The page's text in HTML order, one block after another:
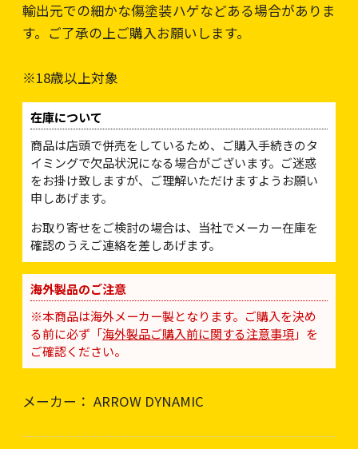
輸出元での細かな傷塗装ハゲなどある場合がありま
す。ご了承の上ご購入お願いします。
※18歳以上対象
在庫について
商品は店頭で併売をしているため、ご購入手続きのタ
イミングで欠品状況になる場合がございます。ご迷惑
をお掛け致しますが、ご理解いただけますようお願い
申しあげます。
お取り寄せをご検討の場合は、当社でメーカー在庫を
確認のうえご連絡を差しあげます。
海外製品のご注意
※本商品は海外メーカー製となります。ご購入を決め
る前に必ず「海外製品ご購入前に関する注意事項」を
ご確認ください。
メーカー： ARROW DYNAMIC